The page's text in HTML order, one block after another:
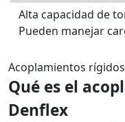
Alta capacidad de
Pueden manejar
Acoplamientos rígidos
Qué es el
Denflex